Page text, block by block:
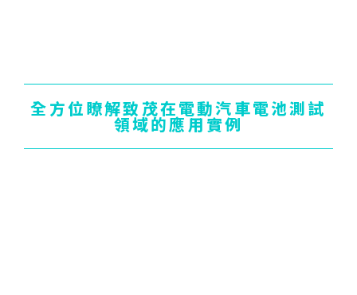
全方位瞭解致茂在電動汽車電池測試
領域的應用實例